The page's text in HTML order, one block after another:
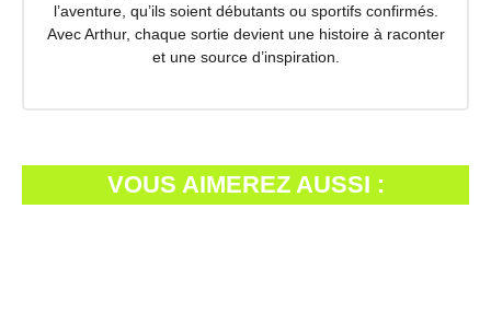
l’aventure, qu’ils soient débutants ou sportifs confirmés.
Avec Arthur, chaque sortie devient une histoire à raconter
et une source d’inspiration.
VOUS AIMEREZ AUSSI :